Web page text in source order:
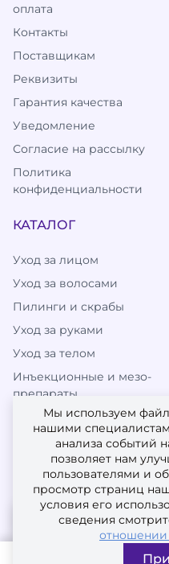
оплата
Контакты
Поставщикам
Реквизиты
Гарантия качества
Уведомление
Согласие на рассылку
Политика
конфиденциальности
КАТАЛОГ
Уход за лицом
Уход за волосами
Пилинги и скрабы
Уход за руками
Уход за телом
Инъекционные и мезо-
препараты
МЫ В СОЦИАЛЬНЫХ
Мы используем
нашими
анализа событий
позволяет нам
пользователями и
просмотр страниц
условия его
сведения
отношении